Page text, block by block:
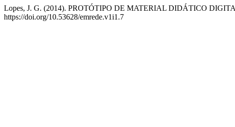
Lopes, J. G. (2014). PROTÓTIPO DE MATERIAL DIDÁTICO
https://doi.org/10.53628/emrede.v1i1.7